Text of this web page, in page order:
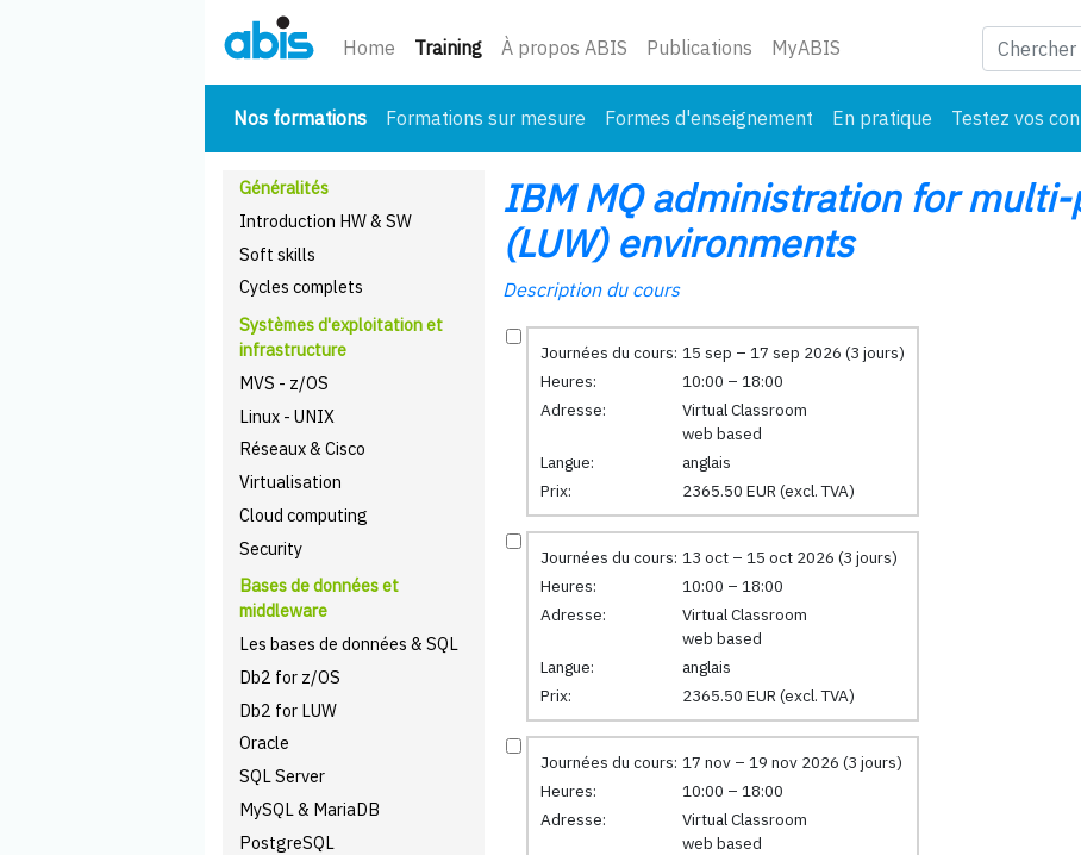
Home Training(courant)
À propos ABIS Publications MyABIS
Nos formations(courant)
Formations sur mesure Formes d'enseignement En pratique Testez vos
Généralités
Introduction HW & SW
Soft skills
Cycles complets
Systèmes d'exploitation et
infrastructure
MVS - z/OS
Linux - UNIX
Réseaux & Cisco
Virtualisation
Cloud computing
Security
Bases de données et
middleware
Les bases de données & SQL
Db2 for z/OS
Db2 for LUW
Oracle
SQL Server
MySQL & MariaDB
PostgreSQL
IBM MQ administration for
(LUW) environments
Description du cours
Journées du cours: 15 sep – 17 sep 2026 (3 jours)
Heures:
10:00 – 18:00
Adresse:
Virtual Classroom
web based
Langue:
anglais
Prix:
2365.50 EUR (excl. TVA)
Journées du cours: 13 oct – 15 oct 2026 (3 jours)
Heures:
10:00 – 18:00
Adresse:
Virtual Classroom
web based
Langue:
anglais
Prix:
2365.50 EUR (excl. TVA)
Journées du cours: 17 nov – 19 nov 2026 (3 jours)
Heures:
10:00 – 18:00
Adresse:
Virtual Classroom
web based